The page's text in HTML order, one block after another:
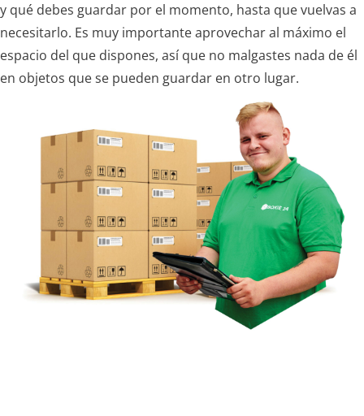
y qué debes guardar por el momento, hasta que vuelvas a
necesitarlo. Es muy importante aprovechar al máximo el
espacio del que dispones, así que no malgastes nada de él
en objetos que se pueden guardar en otro lugar.